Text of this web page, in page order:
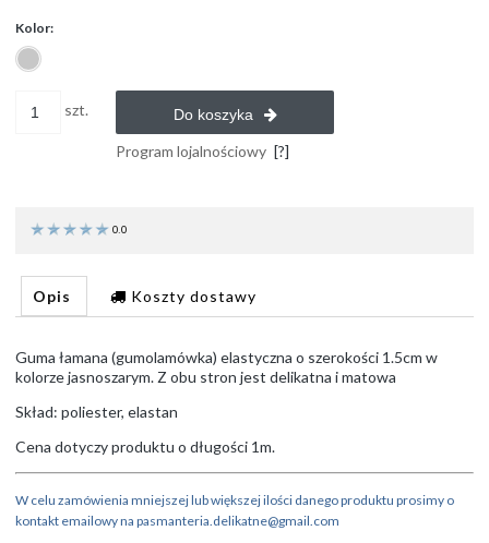
Kolor:
szt. Do koszyka
Program lojalnościowy [?]
0.0
Opis Koszty dostawy
Guma łamana (gumolamówka) elastyczna o szerokości 1.5cm w
kolorze jasnoszarym. Z obu stron jest delikatna i matowa
Skład: poliester, elastan
Cena dotyczy produktu o długości 1m.
W celu zamówienia mniejszej lub większej ilości danego produktu prosimy o
kontakt emailowy na pasmanteria.delikatne@gmail.com